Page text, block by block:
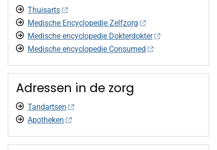
Thuisarts
Medische Encyclopedie Zelfzorg
Medische encyclopedie Dokterdokter
Medische encyclopedie Consumed
Adressen in de zorg
Tandartsen
Apotheken